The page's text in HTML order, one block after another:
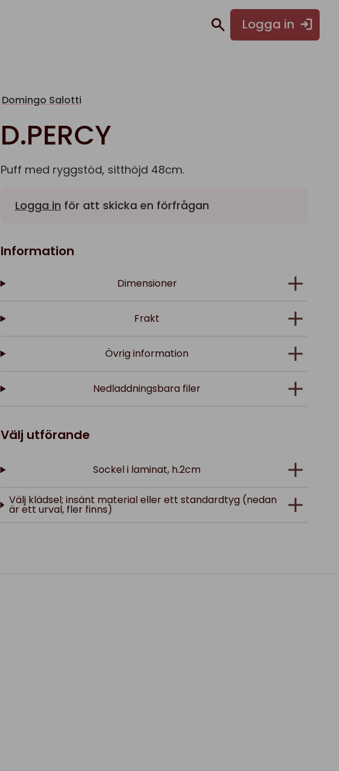
Logga in
Domingo Salotti
D.PERCY
Puff med ryggstöd, sitthöjd 48cm.
Logga in för att skicka en förfrågan
Information
Dimensioner
Frakt
Övrig information
Nedladdningsbara filer
Välj utförande
Sockel i laminat, h.2cm
Välj klädsel; insänt material eller ett standardtyg (nedan
är ett urval, fler finns)